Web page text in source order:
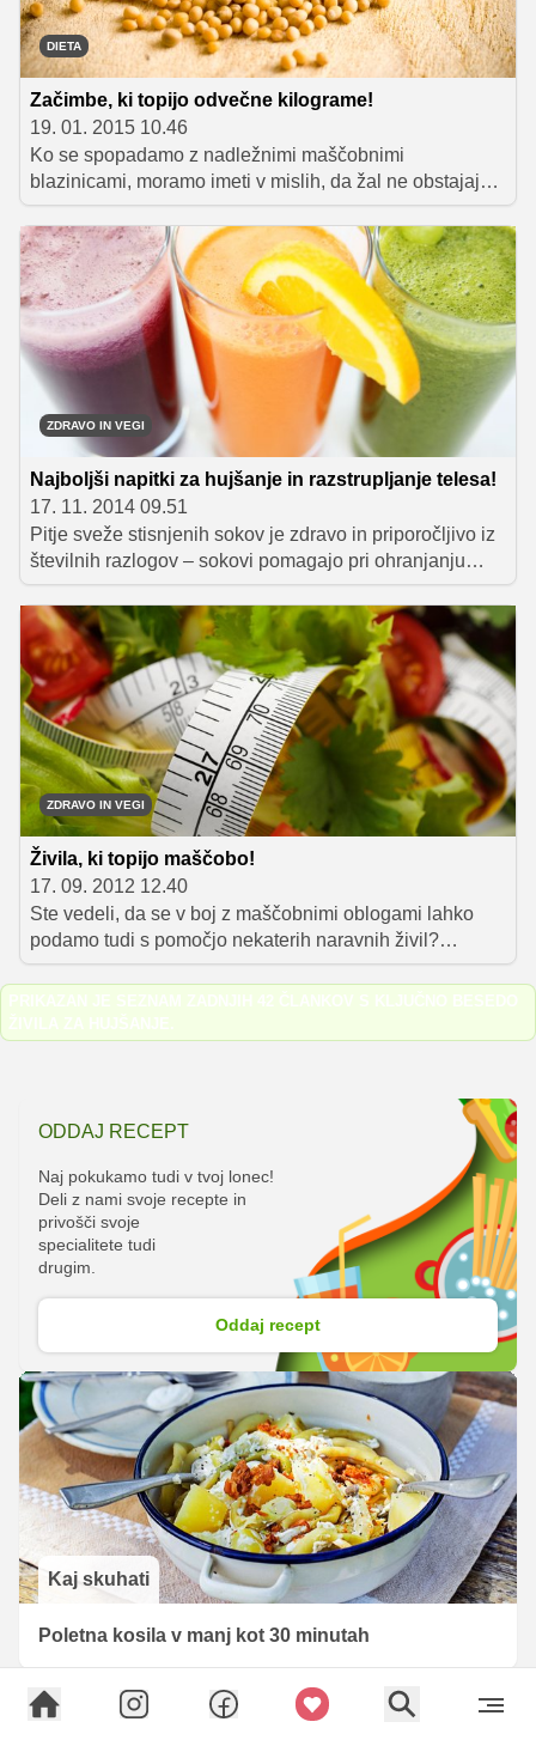
pomeni, da je bolj zdrava.
DIETA
Začimbe, ki topijo odvečne kilograme!
19. 01. 2015 10.46
Ko se spopadamo z nadležnimi maščobnimi
blazinicami, moramo imeti v mislih, da žal ne obstajajo t.
i. "čudežna živila", ki bi kar sama od sebe stopila
odvečne kilograme in maščobo. Obstajajo zgolj živila, ki
pomagajo presnavljati in topiti maščobo in jih je zato
zelo priporočljivo vključiti v prehrano, ko želimo izgubiti
kakšen kilogram ali pa malce "očistiti" svoje telo. V
nadaljevanju vam predstavljamo šest začimb, ki vam
bodo pri tem zagotovo v pomoč!
ZDRAVO IN VEGI
Najboljši napitki za hujšanje in razstrupljanje telesa!
17. 11. 2014 09.51
Pitje sveže stisnjenih sokov je zdravo in priporočljivo iz
številnih razlogov – sokovi pomagajo pri ohranjanju
telesnega zdravja in telesne teže, vplivajo na dobro
počutje in preprečujejo številne bolezni. Poleg tega so
primerni tudi za razstrupljanje telesa, saj čistijo kri in vsa
telesna tkiva ter nevtralizirajo odpadne presnovne snovi.
Lahko jih vključimo v vsakodnevno prehrano ali pa si jih
pripravimo zgolj takrat, ko želimo telo razstrupiti, očistiti
in prenoviti.
ZDRAVO IN VEGI
Živila, ki topijo maščobo!
17. 09. 2012 12.40
Ste vedeli, da se v boj z maščobnimi oblogami lahko
podamo tudi s pomočjo nekaterih naravnih živil?
Preverite, katera živila so najbolj učinkovita!
PRIKAZAN JE SEZNAM ZADNJIH 42 ČLANKOV S KLJUČNO BESEDO
ŽIVILA ZA HUJŠANJE.
ODDAJ RECEPT
Naj pokukamo tudi v tvoj lonec!
Deli z nami svoje recepte in
privošči svoje
specialitete tudi
drugim.
Oddaj recept
Kaj skuhati
Poletna kosila v manj kot 30 minutah